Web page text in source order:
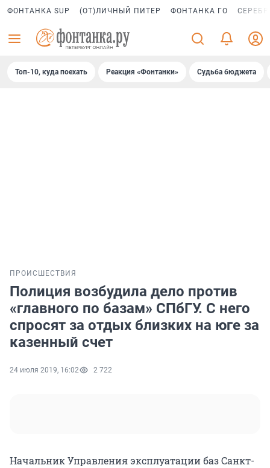
ФОНТАНКА SUP (ОТ)ЛИЧНЫЙ ПИТЕР ФОНТАНКА ГО
Топ-10, куда поехать Реакция «Фонтанки» Судьба бюджета
ПРОИСШЕСТВИЯ
Полиция возбудила дело против
«главного по базам» СПбГУ. С него
спросят за отдых близких на юге за
казенный счет
24 июля 2019, 16:02 2 722
Начальник Управления эксплуатации баз Санкт-